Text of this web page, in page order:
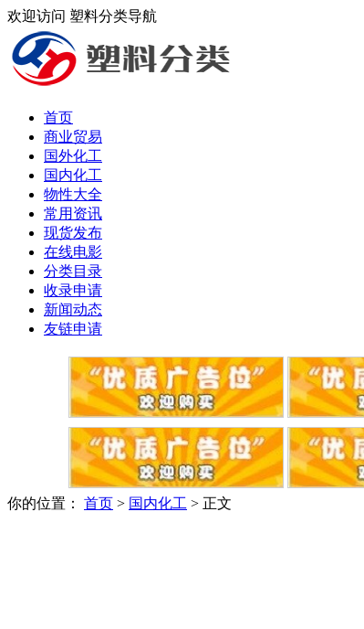
欢迎访问 塑料分类导航
首页
商业贸易
国外化工
国内化工
物性大全
常用资讯
现货发布
在线电影
分类目录
收录申请
新闻动态
友链申请
你的位置： 首页 > 国内化工 > 正文